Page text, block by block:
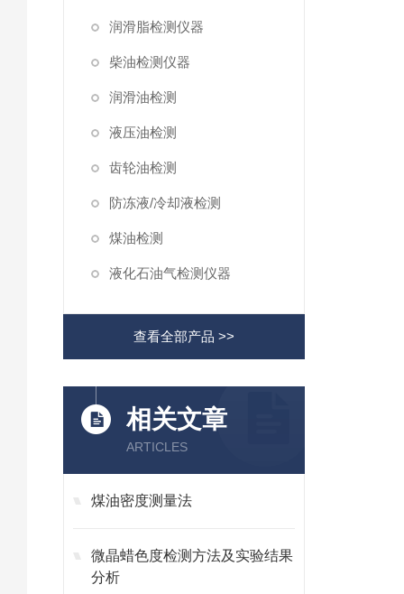
润滑脂检测仪器
柴油检测仪器
润滑油检测
液压油检测
齿轮油检测
防冻液/冷却液检测
煤油检测
液化石油气检测仪器
查看全部产品 >>
相关文章
ARTICLES
煤油密度测量法
微晶蜡色度检测方法及实验结果
分析